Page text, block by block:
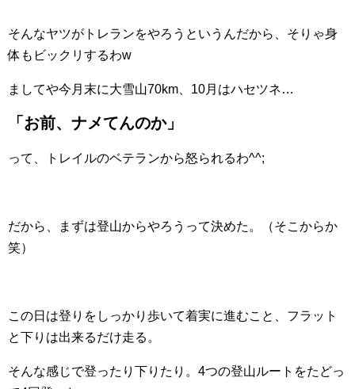
そんなヤツがトレランをやろうというんだから、そりゃ身
体もビックリするわw
ましてや今月末に大雪山70km、10月はハセツネ…
「お前、ナメてんのか」
って、トレイルのベテランから怒られるわ^^;
だから、まずは登山からやろうって決めた。（そこからか
笑）
この日は登りをしっかり歩いて着実に進むこと、フラット
と下りは出来るだけ走る。
そんな感じで登ったり下りたり。4つの登山ルートをたどっ